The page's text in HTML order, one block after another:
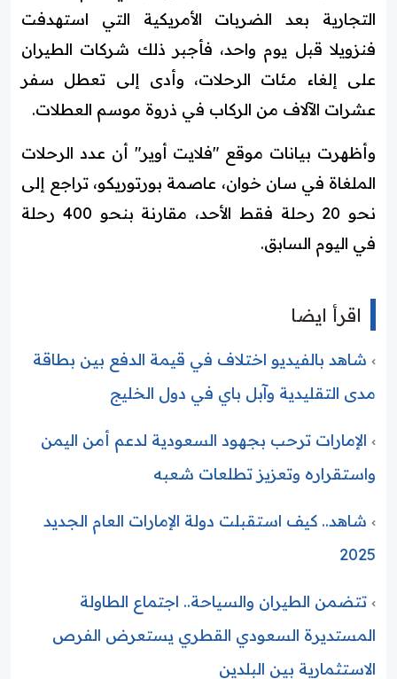
التجارية بعد الضربات الأمريكية التي استهدفت
فنزويلا قبل يوم واحد، فأجبر ذلك شركات الطيران
على إلغاء مئات الرحلات، وأدى إلى تعطل سفر
عشرات الآلاف من الركاب في ذروة موسم العطلات.
وأظهرت بيانات موقع "فلايت أوير" أن عدد الرحلات
الملغاة في سان خوان، عاصمة بورتوريكو، تراجع إلى
نحو 20 رحلة فقط الأحد، مقارنة بنحو 400 رحلة
في اليوم السابق.
اقرأ ايضا
شاهد بالفيديو اختلاف في قيمة الدفع بين بطاقة
مدى التقليدية وآبل باي في دول الخليج
الإمارات ترحب بجهود السعودية لدعم أمن اليمن
واستقراره وتعزيز تطلعات شعبه
شاهد.. كيف استقبلت دولة الإمارات العام الجديد
2025
تتضمن الطيران والسياحة.. اجتماع الطاولة
المستديرة السعودي القطري يستعرض الفرص
الاستثمارية بين البلدين